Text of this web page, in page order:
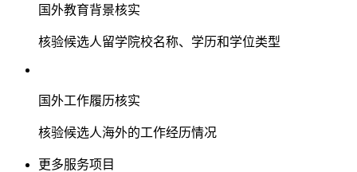
国外教育背景核实
核验候选人留学院校名称、学历和学位类型
国外工作履历核实
核验候选人海外的工作经历情况
更多服务项目